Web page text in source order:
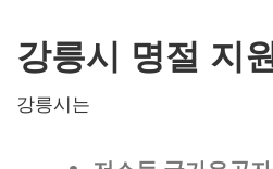
강릉시 명절 지원
강릉시는